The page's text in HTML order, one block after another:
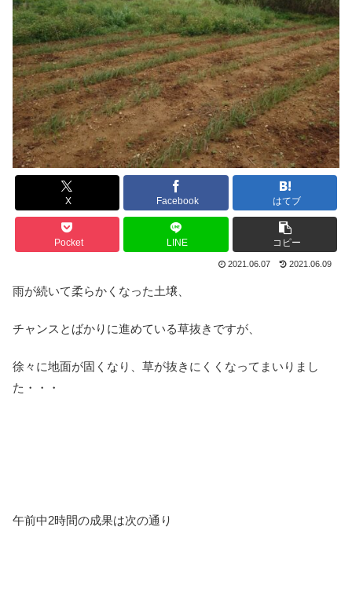
X Facebook はてブ
Pocket LINE コピー
2021.06.07 2021.06.09
雨が続いて柔らかくなった土壌、
チャンスとばかりに進めている草抜きですが、
徐々に地面が固くなり、草が抜きにくくなってまいりまし
た・・・
午前中2時間の成果は次の通り